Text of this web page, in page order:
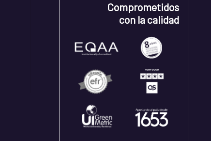
Comprometidos
con la calidad